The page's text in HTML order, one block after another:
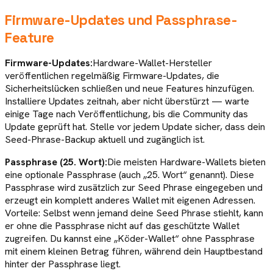
Firmware-Updates und Passphrase-
Feature
Firmware-Updates:Hardware-Wallet-Hersteller
veröffentlichen regelmäßig Firmware-Updates, die
Sicherheitslücken schließen und neue Features hinzufügen.
Installiere Updates zeitnah, aber nicht überstürzt — warte
einige Tage nach Veröffentlichung, bis die Community das
Update geprüft hat. Stelle vor jedem Update sicher, dass dein
Seed-Phrase-Backup aktuell und zugänglich ist.
Passphrase (25. Wort):Die meisten Hardware-Wallets bieten
eine optionale Passphrase (auch „25. Wort“ genannt). Diese
Passphrase wird zusätzlich zur Seed Phrase eingegeben und
erzeugt ein komplett anderes Wallet mit eigenen Adressen.
Vorteile: Selbst wenn jemand deine Seed Phrase stiehlt, kann
er ohne die Passphrase nicht auf das geschützte Wallet
zugreifen. Du kannst eine „Köder-Wallet“ ohne Passphrase
mit einem kleinen Betrag führen, während dein Hauptbestand
hinter der Passphrase liegt.